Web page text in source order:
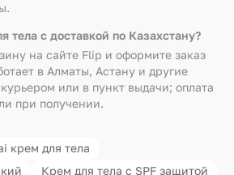
тела с доставкой по Казахстану?
на сайте Flip и оформите заказ
в Алматы, Астану и другие
или в пункт выдачи; оплата
при получении.
крем для тела
Крем для тела с SPF защитой